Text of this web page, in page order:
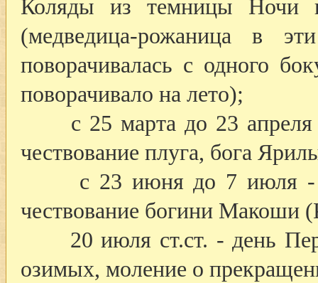
Коляды из темницы Ночи
(медведица-рожаница в
поворачивалась с одного
поворачивало на лето);
с 25 марта до 23 апреля
чествование плуга, бога
с 23 июня до 7 июля -
чествование богини Макоши
20 июля ст.ст. - день
озимых, моление о